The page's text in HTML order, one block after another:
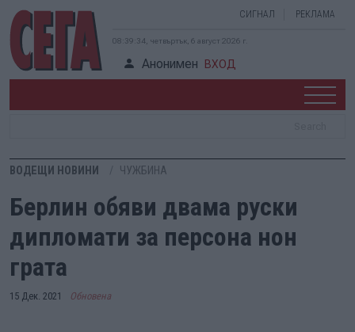
СИГНАЛ РЕКЛАМА
08:39:35, четвъртък, 6 август 2026 г.
Анонимен ВХОД
ВОДЕЩИ НОВИНИ ЧУЖБИНА
Берлин обяви двама руски
дипломати за персона нон
грата
15 Дек. 2021 Обновена